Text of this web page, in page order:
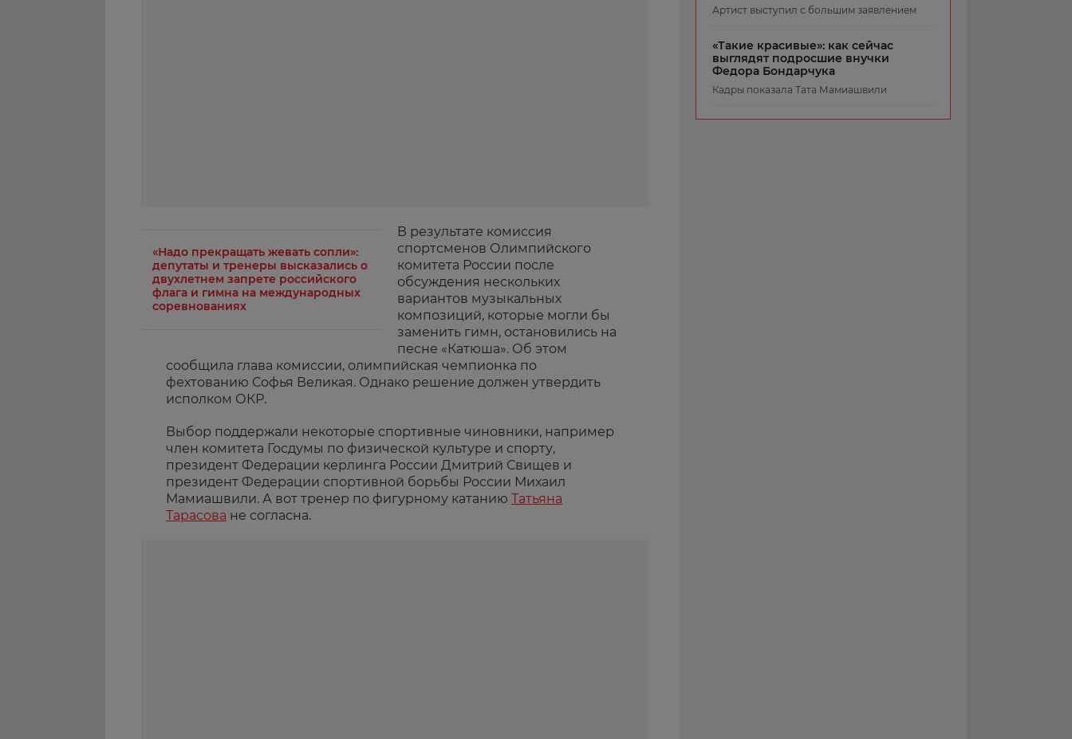
«Надо прекращать жевать сопли»:
депутаты и тренеры высказались о
двухлетнем запрете российского
флага и гимна на международных
соревнованиях
В результате комиссия
спортсменов Олимпийского
комитета России после
обсуждения нескольких
вариантов музыкальных
композиций, которые могли бы
заменить гимн, остановились на
песне «Катюша». Об этом
сообщила глава комиссии, олимпийская чемпионка по
фехтованию Софья Великая. Однако решение должен утвердить
исполком ОКР.
Выбор поддержали некоторые спортивные чиновники, например
член комитета Госдумы по физической культуре и спорту,
президент Федерации керлинга России Дмитрий Свищев и
президент Федерации спортивной борьбы России Михаил
Мамиашвили. А вот тренер по фигурному катанию Татьяна
Тарасова не согласна.
Артист выступил с большим заявлением
«Такие красивые»: как сейчас
выглядят подросшие внучки
Федора Бондарчука
Кадры показала Тата Мамиашвили